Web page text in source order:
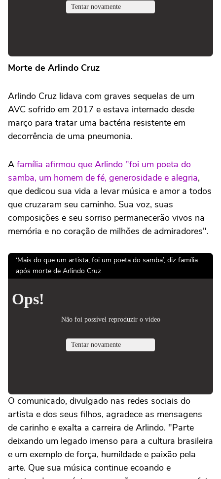
Morte de Arlindo Cruz
Arlindo Cruz lidava com graves sequelas de um
AVC sofrido em 2017 e estava internado desde
março para tratar uma bactéria resistente em
decorrência de uma pneumonia.
A família afirmou que Arlindo "foi um poeta do
samba, um homem de fé, generosidade e alegria,
que dedicou sua vida a levar música e amor a todos
que cruzaram seu caminho. Sua voz, suas
composições e seu sorriso permanecerão vivos na
memória e no coração de milhões de admiradores".
‘Mais do que um artista, foi um poeta do samba’, diz família
após morte de Arlindo Cruz
O comunicado, divulgado nas redes sociais do
artista e dos seus filhos, agradece as mensagens
de carinho e exalta a carreira de Arlindo. "Parte
deixando um legado imenso para a cultura brasileira
e um exemplo de força, humildade e paixão pela
arte. Que sua música continue ecoando e